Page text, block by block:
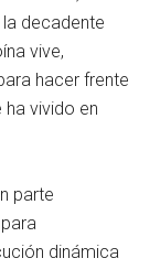
decadente
vive,
hacer frente
ha vivido en
parte
dinámica